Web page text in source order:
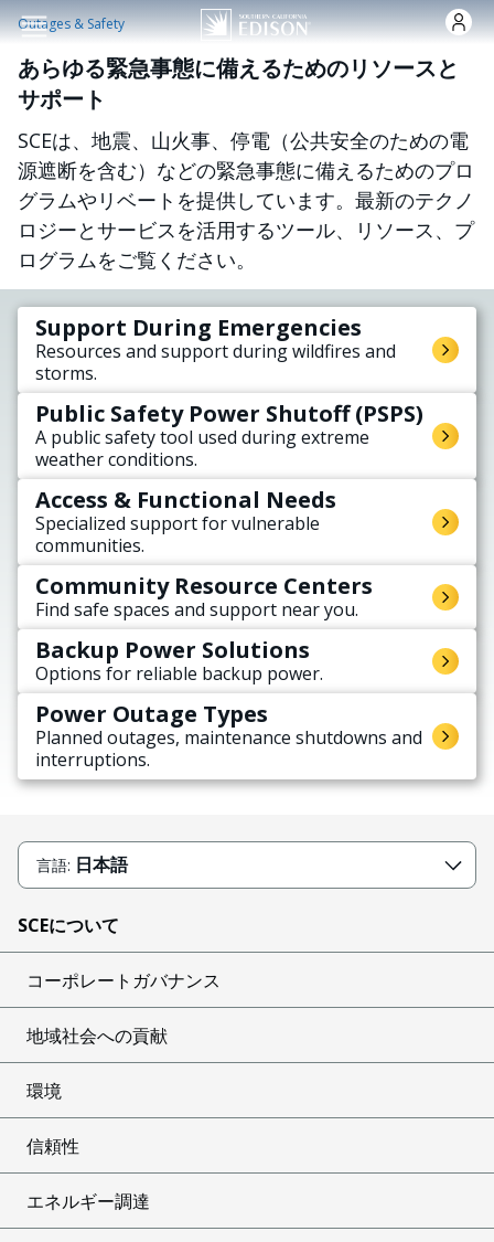
Skip to main content
Outages & Safety
あらゆる緊急事態に備えるためのリソースと
サポート
SCEは、地震、山火事、停電（公共安全のための電
源遮断を含む）などの緊急事態に備えるためのプロ
グラムやリベートを提供しています。最新のテクノ
ロジーとサービスを活用するツール、リソース、プ
ログラムをご覧ください。
Support During Emergencies
Resources and support during wildfires and
storms.
Public Safety Power Shutoff (PSPS)
A public safety tool used during extreme
weather conditions.
Access & Functional Needs
Specialized support for vulnerable
communities.
Community Resource Centers
Find safe spaces and support near you.
Backup Power Solutions
Options for reliable backup power.
Power Outage Types
Planned outages, maintenance shutdowns and
interruptions.
言語: 日本語
SCEについて
コーポレートガバナンス
地域社会への貢献
環境
信頼性
エネルギー調達